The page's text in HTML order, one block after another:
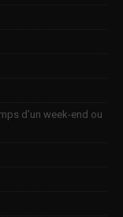
d’un week-end ou